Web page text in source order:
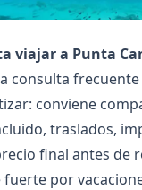
viajar a Punta
consulta
conviene
traslados,
final antes de
fuerte por